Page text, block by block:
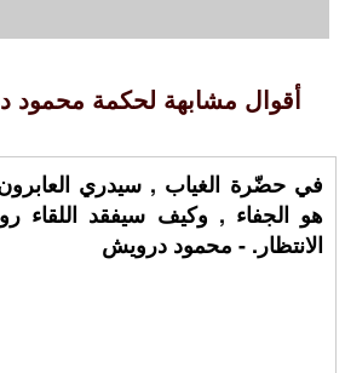
أقوال مشابهة لحكمة محمود
في حضّرة الغياب , سيدري
هو الجفاء , وكيف سيفقد اللقاء
الانتظار. - محمود درويش